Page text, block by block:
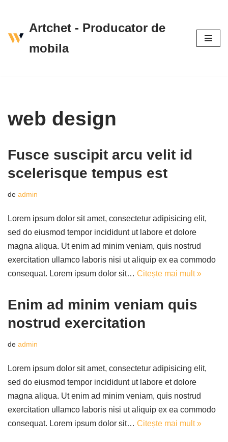
la
Artchet - Producator de
mobila
web design
Fusce suscipit arcu velit id
scelerisque tempus est
de admin
Lorem ipsum dolor sit amet, consectetur adipisicing elit,
sed do eiusmod tempor incididunt ut labore et dolore
magna aliqua. Ut enim ad minim veniam, quis nostrud
exercitation ullamco laboris nisi ut aliquip ex ea commodo
consequat. Lorem ipsum dolor sit… Citește mai mult »
Enim ad minim veniam quis
nostrud exercitation
de admin
Lorem ipsum dolor sit amet, consectetur adipisicing elit,
sed do eiusmod tempor incididunt ut labore et dolore
magna aliqua. Ut enim ad minim veniam, quis nostrud
exercitation ullamco laboris nisi ut aliquip ex ea commodo
consequat. Lorem ipsum dolor sit… Citește mai mult »